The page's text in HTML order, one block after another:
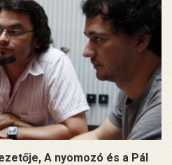
A nyomozó és a Pál